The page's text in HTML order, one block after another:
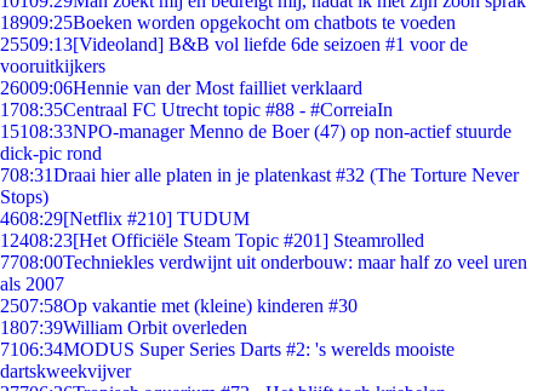
18909:25Boeken worden opgekocht om chatbots te voeden
25509:13[Videoland] B&B vol liefde 6de seizoen #1 voor de
vooruitkijkers
26009:06Hennie van der Most failliet verklaard
1708:35Centraal FC Utrecht topic #88 - #CorreiaIn
15108:33NPO-manager Menno de Boer (47) op non-actief stuurde
dick-pic rond
708:31Draai hier alle platen in je platenkast #32 (The Torture Never
Stops)
4608:29[Netflix #210] TUDUM
12408:23[Het Officiële Steam Topic #201] Steamrolled
7708:00Techniekles verdwijnt uit onderbouw: maar half zo veel uren
als 2007
2507:58Op vakantie met (kleine) kinderen #30
1807:39William Orbit overleden
7106:34MODUS Super Series Darts #2: 's werelds mooiste
dartskweekvijver